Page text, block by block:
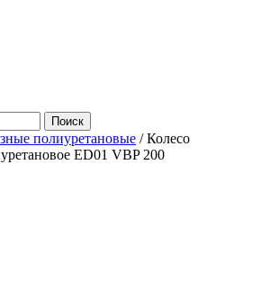
полиуретановые /Колесо
ED01 VBP 200